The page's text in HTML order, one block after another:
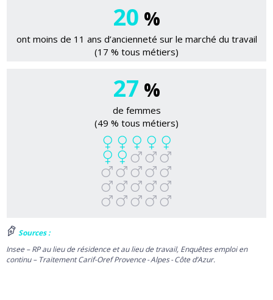
20 %
ont moins de 11 ans d’ancienneté sur le marché du travail
(17 % tous métiers)
27 %
de femmes
(49 % tous métiers)
Sources :
Insee – RP au lieu de résidence et au lieu de travail, Enquêtes emploi en
continu – Traitement Carif-Oref Provence - Alpes - Côte d’Azur.